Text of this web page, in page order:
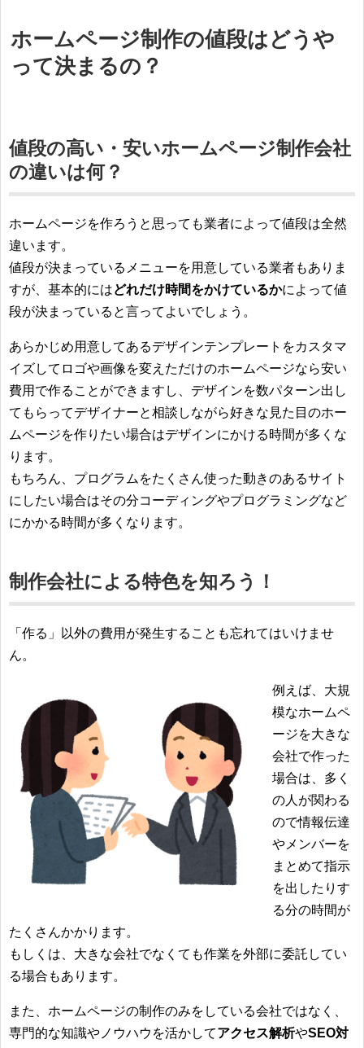
ホームページ制作の値段はどうや
って決まるの？
値段の高い・安いホームページ制作会社
の違いは何？
ホームページを作ろうと思っても業者によって値段は全然
違います。
値段が決まっているメニューを用意している業者もありま
すが、基本的にはどれだけ時間をかけているかによって値
段が決まっていると言ってよいでしょう。
あらかじめ用意してあるデザインテンプレートをカスタマ
イズしてロゴや画像を変えただけのホームページなら安い
費用で作ることができますし、デザインを数パターン出し
てもらってデザイナーと相談しながら好きな見た目のホー
ムページを作りたい場合はデザインにかける時間が多くな
ります。
もちろん、プログラムをたくさん使った動きのあるサイト
にしたい場合はその分コーディングやプログラミングなど
にかかる時間が多くなります。
制作会社による特色を知ろう！
「作る」以外の費用が発生することも忘れてはいけませ
ん。
例えば、大規
模なホームペ
ージを大きな
会社で作った
場合は、多く
の人が関わる
ので情報伝達
やメンバーを
まとめて指示
を出したりす
る分の時間が
たくさんかかります。
もしくは、大きな会社でなくても作業を外部に委託してい
る場合もあります。
また、ホームページの制作のみをしている会社ではなく、
専門的な知識やノウハウを活かしてアクセス解析やSEO対